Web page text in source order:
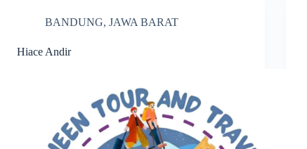
BANDUNG,JAWA BARAT
Hiace Andir